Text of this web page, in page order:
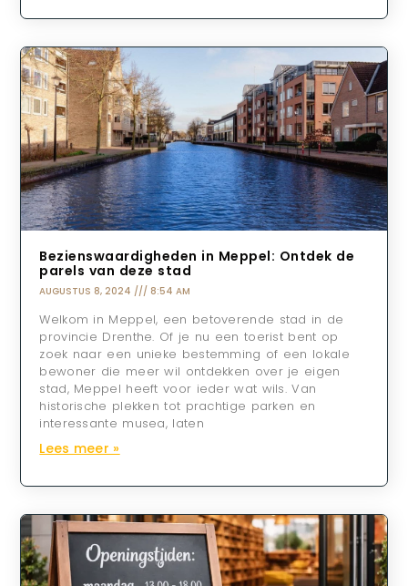
Bezienswaardigheden in Meppel: Ontdek de
parels van deze stad
AUGUSTUS 8, 2024 8:54 AM
Welkom in Meppel, een betoverende stad in de
provincie Drenthe. Of je nu een toerist bent op
zoek naar een unieke bestemming of een lokale
bewoner die meer wil ontdekken over je eigen
stad, Meppel heeft voor ieder wat wils. Van
historische plekken tot prachtige parken en
interessante musea, laten
Lees meer »